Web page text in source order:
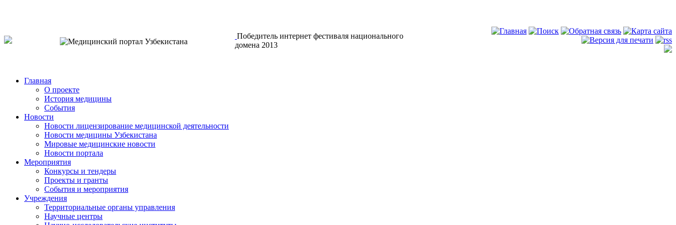
Победитель интернет фестиваля национального
домена 2013
Главная
О проекте
История медицины
События
Новости
Новости лицензирование медицинской деятельности
Новости медицины Узбекистана
Мировые медицинские новости
Новости портала
Мероприятия
Конкурсы и тендеры
Проекты и гранты
События и мероприятия
Учреждения
Территориальные органы управления
Научные центры